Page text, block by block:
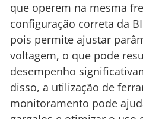
que operem na mesma
configuração correta da
pois permite ajustar
voltagem, o que pode
desempenho
disso, a utilização de
monitoramento pode